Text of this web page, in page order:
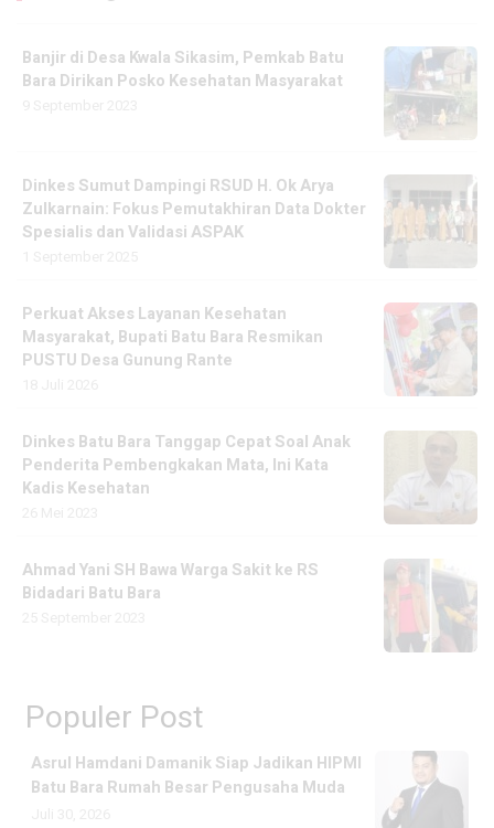
Banjir di Desa Kwala Sikasim, Pemkab Batu
Bara Dirikan Posko Kesehatan Masyarakat
Dinkes Sumut Dampingi RSUD H. Ok Arya
Zulkarnain: Fokus Pemutakhiran Data Dokter
Spesialis dan Validasi ASPAK
Perkuat Akses Layanan Kesehatan
Masyarakat, Bupati Batu Bara Resmikan
PUSTU Desa Gunung Rante
Dinkes Batu Bara Tanggap Cepat Soal Anak
Penderita Pembengkakan Mata, Ini Kata
Kadis Kesehatan
Ahmad Yani SH Bawa Warga Sakit ke RS
Bidadari Batu Bara
Populer Post
Asrul Hamdani Damanik Siap Jadikan HIPMI
Batu Bara Rumah Besar Pengusaha Muda